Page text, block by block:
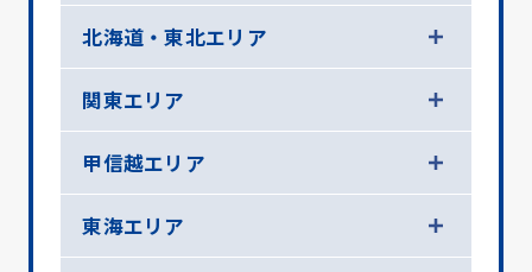
北海道・東北エリア
関東エリア
甲信越エリア
東海エリア